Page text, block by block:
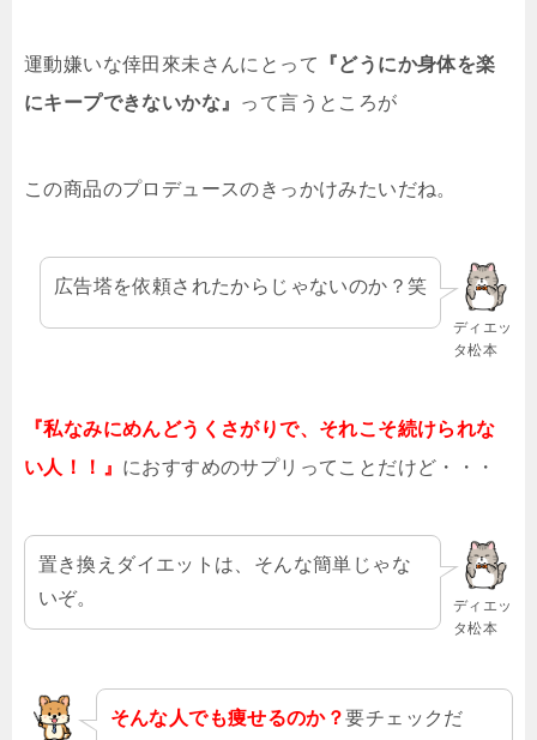
運動嫌いな倖田來未さんにとって
『どうにか身体を楽
にキープできないかな』 って言うところが
この商品のプロデュースのきっかけみたいだね。
ディエッ
タ松本
広告塔を依頼されたからじゃないのか？笑
『私なみにめんどうくさがりで、それこそ続けられな
い人！！』 におすすめのサプリってことだけど・・・
ディエッ
タ松本
置き換えダイエットは、そんな簡単じゃな
いぞ。
そんな人でも痩せるのか？要チェックだ